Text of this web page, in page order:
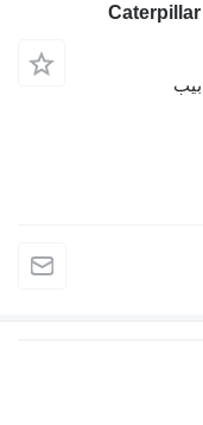
Caterpillar